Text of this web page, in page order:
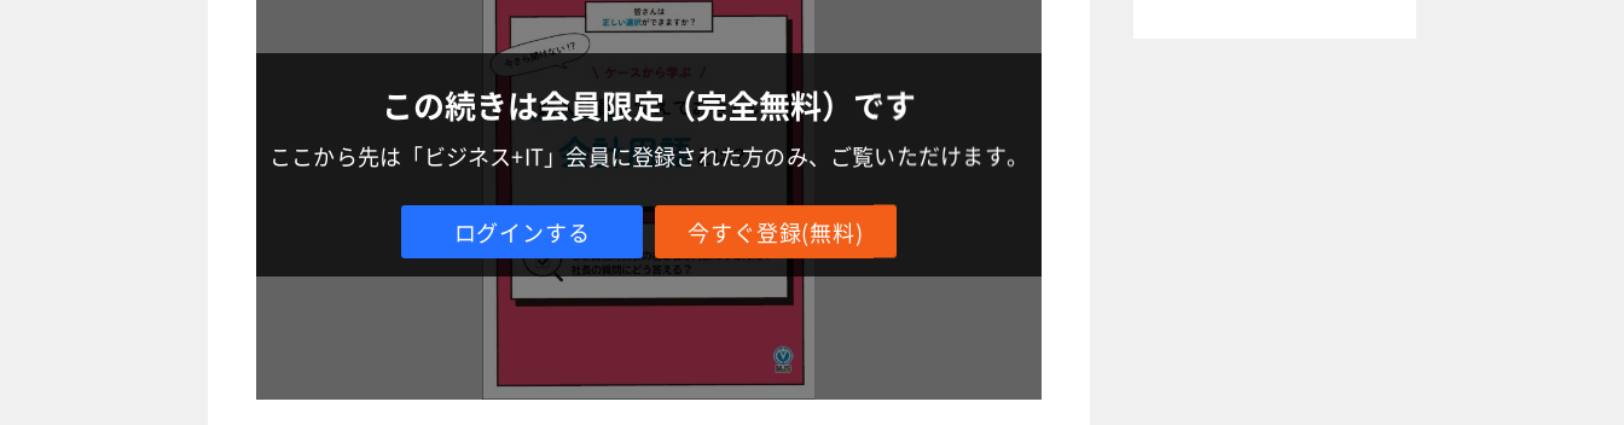
この続きは会員限定（完全無料）です
ここから先は「ビジネス+IT」会員に登録された方のみ、ご覧いただけます。
ログインする 今すぐ登録(無料)